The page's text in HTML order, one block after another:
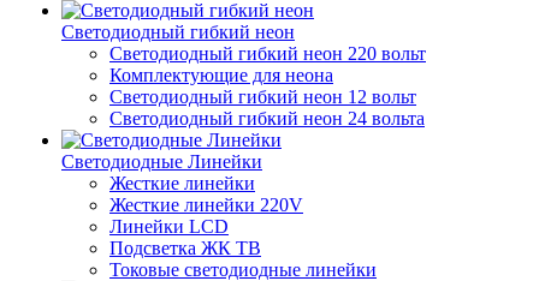
Светодиодный гибкий неон
Светодиодный гибкий неон 220 вольт
Комплектующие для неона
Светодиодный гибкий неон 12 вольт
Светодиодный гибкий неон 24 вольта
Светодиодные Линейки
Жесткие линейки
Жесткие линейки 220V
Линейки LCD
Подсветка ЖК ТВ
Токовые светодиодные линейки